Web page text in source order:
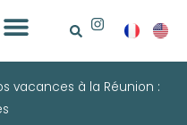
vacances à la Réunion :